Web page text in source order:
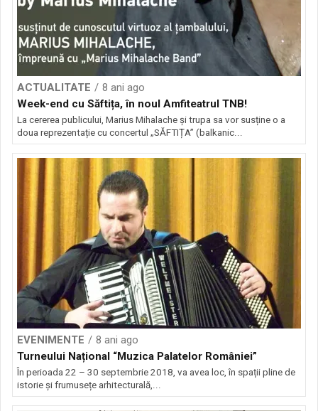
ACTUALITATE
8 ani ago
​Week-end cu Săftița, în noul Amfiteatrul TNB!
La cererea publicului, Marius Mihalache și trupa sa vor susține o a
doua reprezentație cu concertul „SĂFTIȚA” (balkanic...
EVENIMENTE
8 ani ago
Turneului Național “Muzica Palatelor României”
În perioada 22 – 30 septembrie 2018, va avea loc, în spații pline de
istorie și frumusețe arhitecturală,...